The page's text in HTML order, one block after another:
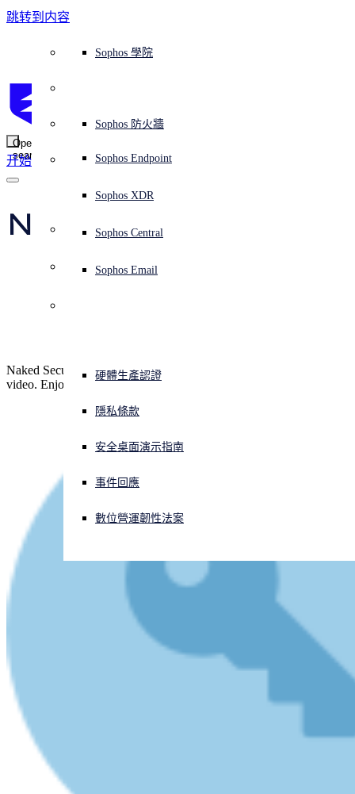
跳转到内容
Open
search
开始
正遭遇網路攻擊？立即獲取協助
平台概覽Sophos Central
Sophos AI
整合 marketplace 市集
威脅情報
免費試用
端點保護（下一代防毒軟體）
伺服器防護
Mobile Security
安全營運
XDR - 擴展式偵測與回應
身分識別安全
ITDR - 身分識別威脅偵測與回應
網路安全與基礎架構
下一代防火牆 (NGFW)
網路交換機
無線存取點
Workspace Protection
Workspace Protection
零信任網路存取 (ZTNA)
DNS 防護 (DNS Protection)
Email Monitoring System
Email Security
電子郵件與網路釣魚防護
雲端工作負載防護
託管式服務MDR - 託管式偵測與回應
漏洞管理（託管式風險）
諮詢服務概覽
專業服務
營運支援
免費工具
NIST 評估
使用案例全天候守護我的組織
保障遠端與混合辦公員工的安全
應對網路保險要求
保護我的 Microsoft 環境
啟用雲端原生安全性
所有解決方案
教育
政府部門
醫療保健
製造業
零售業
為什麼選擇 Sophos？
獎項與榮譽
競爭對手比較
公司
媒體
職位空缺
信任中心
信任中心概覽
安全設計
負責任的披露
ESG
企業政策
網路安全指引
硬體生產認證
隱私條款
安全桌面演示指南
事件回應
數位營運韌性法案
Sophos 合作夥伴
Partner Program 合作夥伴計畫
Partner care 支援
合作夥伴培訓
合作夥伴部落格
通路合作夥伴
OEM
整合和 API
威脅情報X-Ops 威脅研究
AI 研究
威脅檔案
威脅資料庫
威脅研究部落格
檢視所有資源
案例研究
報告
線上研討會
白皮書
影片
部落格
Sophos 部落格
AI 研究
安全營運
合作夥伴部落格
獲得協助（支援）
緊急事件回應
支援計劃
客戶成功
技術客戶經理（TAM）
聯絡 Sophos 支援
聯絡 Partner Care
下載及更新
Sophos 狀態頁面
安全公告
提交威脅
產品支援
產品文件
Sophos 防火牆
Sophos Endpoint
Sophos XDR
Sophos Central
Sophos Email
培訓
Sophos 學院
Naked Security Live –
“SMS scams: keep
yourself and your
Naked Security Live - here's the recorded version of our latest
video. Enjoy.